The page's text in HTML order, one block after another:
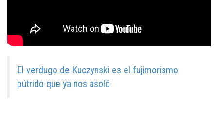
El verdugo de Kuczynski es el fujimorismo
pútrido que ya nos asoló